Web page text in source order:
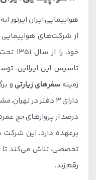
از شرکت‌های
خود
تاسیس این ایرلاین،
زمینهسفرهای زیارتی و
درصد از پروازهای حج
برعهده دارد. این شرکت
تخصصی، تلاش می‌کند تا
رقم زند.